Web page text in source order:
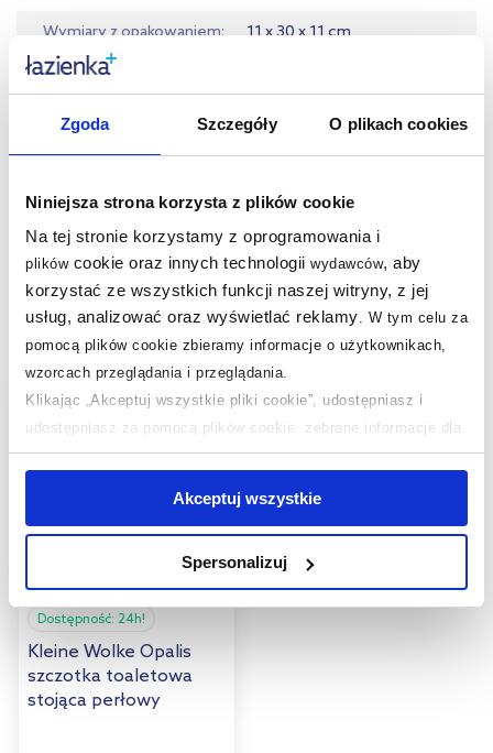
Zgoda Szczegóły O plikach cookies
Niniejsza strona korzysta z plików cookie
Na tej stronie korzystamy z oprogramowania i
plikówcookie oraz innych technologii wydawców, aby
korzystać ze wszystkich funkcji naszej witryny, z jej
usług, analizować oraz wyświetlać reklamy. W tym celu za
pomocą plików cookie zbieramy informacje o użytkownikach,
wzorcach przeglądania i przeglądania.
Klikając „Akceptuj wszystkie pliki cookie”, udostępniasz i
udostępniasz za pomocą plików cookie, zebrane informacje dla
użytkowników zewnętrznych, a także nasi partnerzy reklamowi.
jednak, że zablokowane niektóre pliki cookie mogą mieć wpływ
na sposób dostarczania treści niedostosowanych do potrzeb
Aby uzyskać więcej informacji na temat plików plików cookie,
kliknij „Ustawienia plików cookie”.
informacji na temat plików cookie i tego, dlaczego ich przepisy,
przejdź do zakładek „Informacje o plikach cookie”.
Akceptuj wszystkie
Spersonalizuj
Wymiary z opakowaniem 11 x 30 x 11 cm
Waga z opakowaniem
Gwarancja Pobierz
Produkty z serii:
Produkty podobne:
multirabaty
Dostępność: 24h!
Kleine Wolke Opalis
szczotka toaletowa
stojąca perłowy